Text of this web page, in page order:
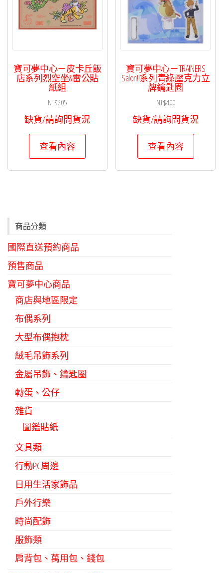
寶可夢中心－皮卡丘飯
店系列烈空坐&雷公貼
紙組
NT$205
缺貨/請詢問貨況
查看內容
寶可夢中心－TRAINERS
Salon!!系列青綠壓克力立
牌鑰匙圈
NT$400
缺貨/請詢問貨況
查看內容
商品分類
國際直送預約商品
預售商品
寶可夢中心商品
商店與地區限定
布偶系列
大型布偶抱枕
絨毛吊飾系列
金屬吊飾、鑰匙圈
轉蛋、公仔
雜貨
圖鑑貼紙
文具類
行動PC周邊
日用生活家飾品
戶外行樂
時尚配飾
服飾類
肩背包、萬用包、錢包